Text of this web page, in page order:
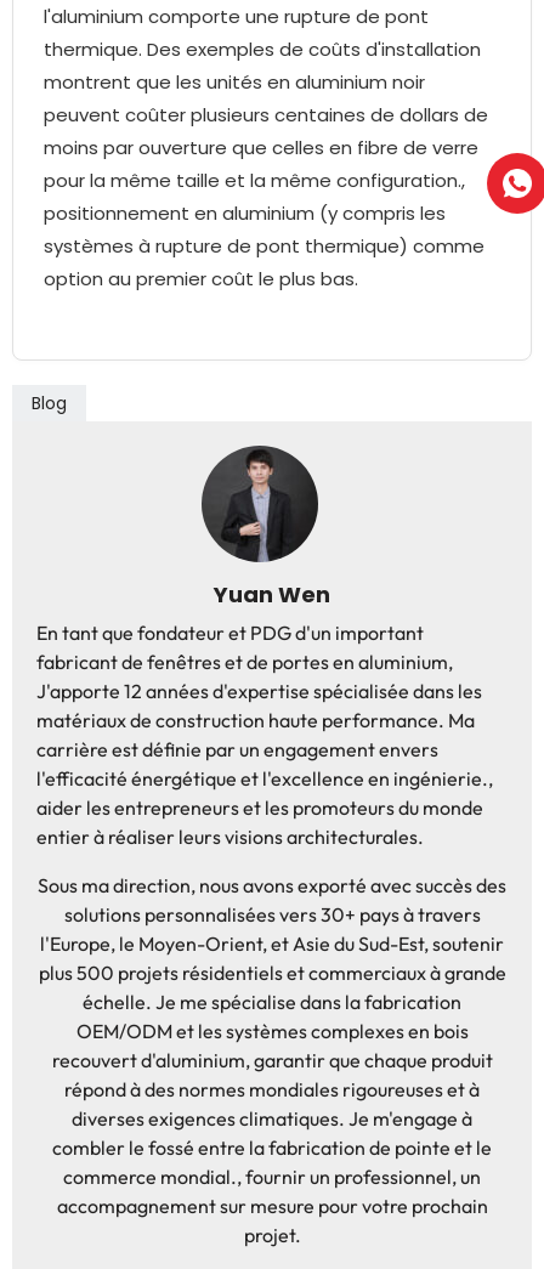
l'aluminium comporte une rupture de pont
thermique. Des exemples de coûts d'installation
montrent que les unités en aluminium noir
peuvent coûter plusieurs centaines de dollars de
moins par ouverture que celles en fibre de verre
pour la même taille et la même configuration.,
positionnement en aluminium (y compris les
systèmes à rupture de pont thermique) comme
option au premier coût le plus bas.
Blog
Yuan Wen
En tant que fondateur et PDG d'un important
fabricant de fenêtres et de portes en aluminium,
J'apporte 12 années d'expertise spécialisée dans les
matériaux de construction haute performance. Ma
carrière est définie par un engagement envers
l'efficacité énergétique et l'excellence en ingénierie.,
aider les entrepreneurs et les promoteurs du monde
entier à réaliser leurs visions architecturales.
Sous ma direction, nous avons exporté avec succès des
solutions personnalisées vers 30+ pays à travers
l'Europe, le Moyen-Orient, et Asie du Sud-Est, soutenir
plus 500 projets résidentiels et commerciaux à grande
échelle. Je me spécialise dans la fabrication
OEM/ODM et les systèmes complexes en bois
recouvert d'aluminium, garantir que chaque produit
répond à des normes mondiales rigoureuses et à
diverses exigences climatiques. Je m'engage à
combler le fossé entre la fabrication de pointe et le
commerce mondial., fournir un professionnel, un
accompagnement sur mesure pour votre prochain
projet.